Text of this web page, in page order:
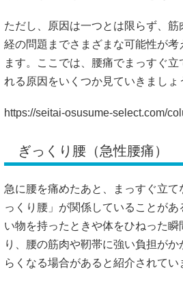
ただし、原因は一つとは限らず、
経の問題までさまざまな可能性が
ます。ここでは、腰痛でまっすぐ
れる原因をいくつか見ていきましょ
https://seitai-osusume-select.com/
ぎっくり腰（急性腰痛）
急に腰を痛めたあと、まっすぐ立
っくり腰」が関係していることが
い物を持ったときや体をひねった
り、腰の筋肉や靭帯に強い負担が
らくなる場合があると紹介されてい